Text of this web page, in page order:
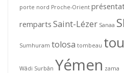
porte nord Proche-Orient
remparts Saint-Lézer Sanaa
Sumhuram tolosa tombeau
Wâdi Surbân Yémen zama